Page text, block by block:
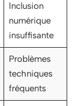
Inclusion
numérique
insuffisante
Problèmes
techniques
fréquents